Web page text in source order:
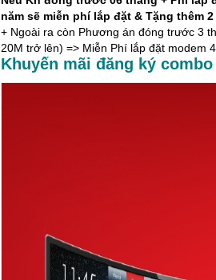
năm sẽ miễn phí lắp đặt & Tặng thêm
+ Ngoài ra còn Phương án đóng trước 3
20M trở lên) => Miễn Phí lắp đặt modem
Khuyến mãi đăng ký combo